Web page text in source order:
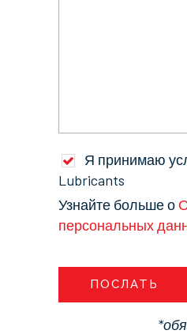
Я принимаю
Lubricants
Узнайте больше о
персональных